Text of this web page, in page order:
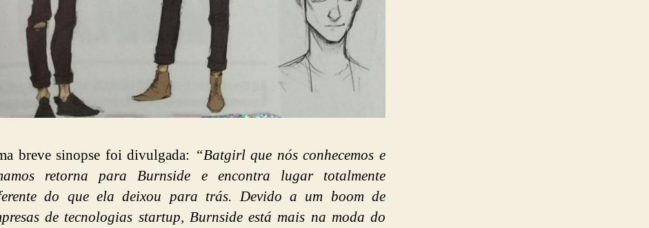
breve sinopse foi divulgada: “Batgirl que nós conhecemos e
retorna para Burnside e encontra lugar totalmente
do que ela deixou para trás. Devido a um boom de
de tecnologias startup, Burnside está mais na moda do